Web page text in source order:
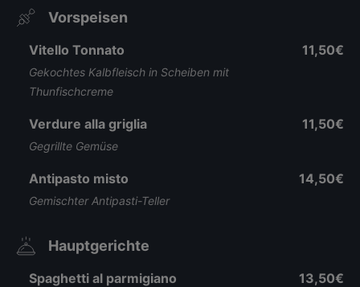
Vorspeisen
Vitello Tonnato
Gekochtes Kalbfleisch in Scheiben mit
Thunfischcreme
11,50€
Verdure alla griglia
Gegrillte Gemüse
11,50€
Antipasto misto
Gemischter Antipasti-Teller
14,50€
Hauptgerichte
Spaghetti al parmigiano 13,50€